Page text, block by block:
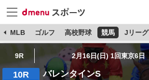
MLB ゴルフ 高校野球 競馬 Jリーグ
9R 2月16日(日) 1回東京6日
10R バレンタインS